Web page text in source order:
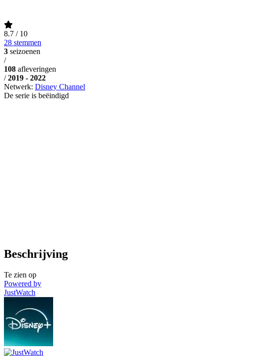
8.7 / 10
28 stemmen
3 seizoenen
/
108 afleveringen
/ 2019 - 2022
Netwerk: Disney Channel
De serie is beëindigd
Beschrijving
Te zien op
Powered by
JustWatch